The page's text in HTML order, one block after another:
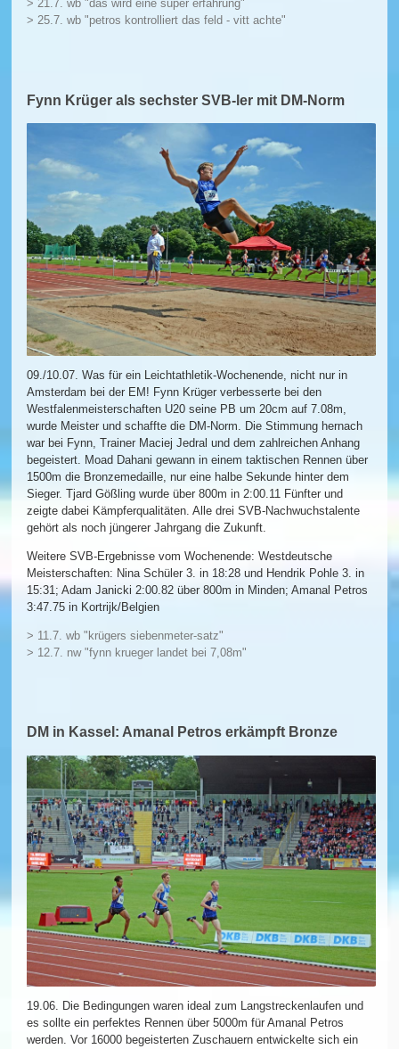
> 21.7. wb "das wird eine super erfahrung"
> 25.7. wb "petros kontrolliert das feld - vitt achte"
Fynn Krüger als sechster SVB-ler mit DM-Norm
09./10.07. Was für ein Leichtathletik-Wochenende, nicht nur in
Amsterdam bei der EM! Fynn Krüger verbesserte bei den
Westfalenmeisterschaften U20 seine PB um 20cm auf 7.08m,
wurde Meister und schaffte die DM-Norm. Die Stimmung hernach
war bei Fynn, Trainer Maciej Jedral und dem zahlreichen Anhang
begeistert. Moad Dahani gewann in einem taktischen Rennen über
1500m die Bronzemedaille, nur eine halbe Sekunde hinter dem
Sieger. Tjard Gößling wurde über 800m in 2:00.11 Fünfter und
zeigte dabei Kämpferqualitäten. Alle drei SVB-Nachwuchstalente
gehört als noch jüngerer Jahrgang die Zukunft.
Weitere SVB-Ergebnisse vom Wochenende: Westdeutsche
Meisterschaften: Nina Schüler 3. in 18:28 und Hendrik Pohle 3. in
15:31; Adam Janicki 2:00.82 über 800m in Minden; Amanal Petros
3:47.75 in Kortrijk/Belgien
> 11.7. wb "krügers siebenmeter-satz"
> 12.7. nw "fynn krueger landet bei 7,08m"
DM in Kassel: Amanal Petros erkämpft Bronze
19.06. Die Bedingungen waren ideal zum Langstreckenlaufen und
es sollte ein perfektes Rennen über 5000m für Amanal Petros
werden. Vor 16000 begeisterten Zuschauern entwickelte sich ein